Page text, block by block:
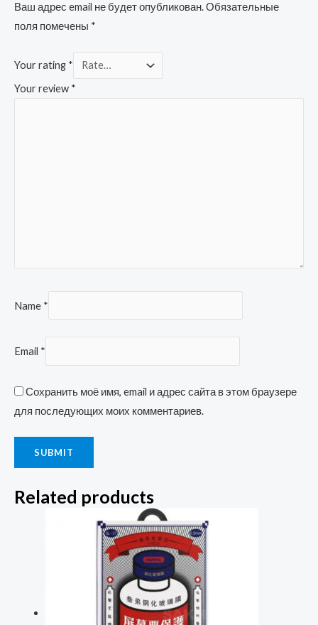
Ваш адрес email не будет опубликован.Обязательные
поля помечены *
Your rating *
Your review *
Name *
Email *
Сохранить моё имя, email и адрес сайта в этом браузере
для последующих моих комментариев.
Related products